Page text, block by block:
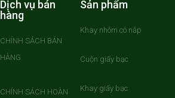
Dịch vụ bán
hàng
CHÍNH SÁCH BÁN
HÀNG
CHÍNH SÁCH HOÀN
Sản phẩm
Khay nhôm có nắp
Cuộn giấy bạc
Khay giấy bạc